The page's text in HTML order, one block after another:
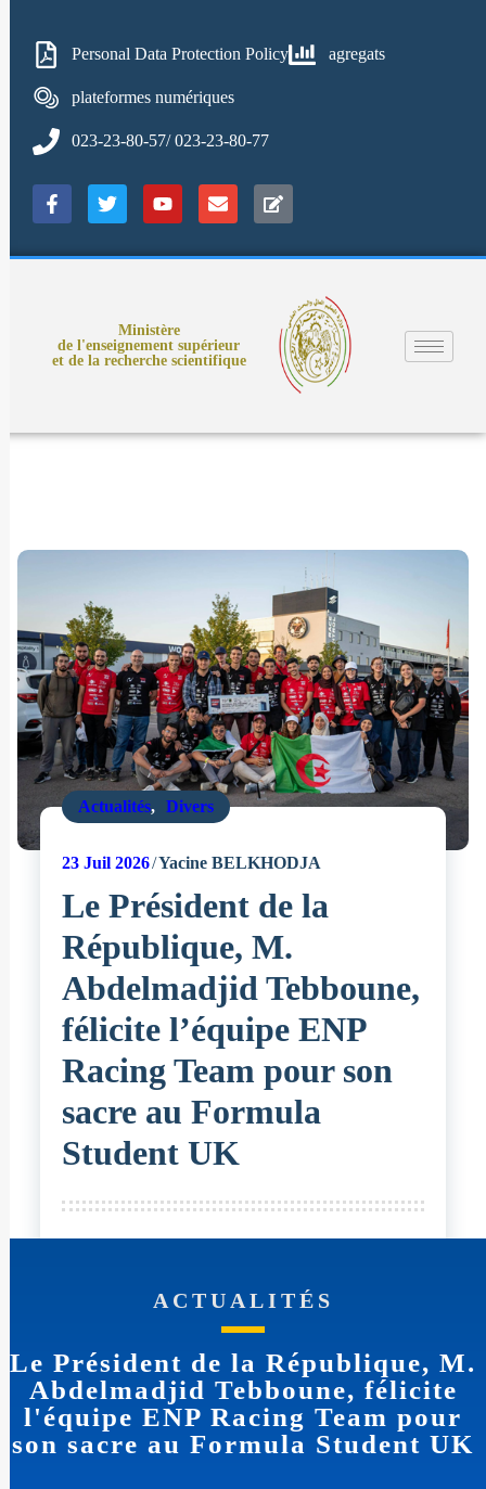
Personal Data Protection Policy agregats
plateformes numériques
023-23-80-57/ 023-23-80-77
Ministère
de l'enseignement supérieur
et de la recherche scientifique
Actualités, Divers
23Juil 2026 Yacine BELKHODJA
Le Président de la
République, M.
Abdelmadjid Tebboune,
félicite l’équipe ENP
Racing Team pour son
sacre au Formula
Student UK
ACTUALITÉS
Le Président de la République, M.
Abdelmadjid Tebboune, félicite
l'équipe ENP Racing Team pour
son sacre au Formula Student UK